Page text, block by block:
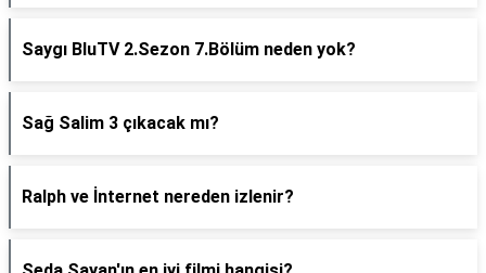
Saygı BluTV 2.Sezon 7.Bölüm neden yok?
Sağ Salim 3 çıkacak mı?
Ralph ve İnternet nereden izlenir?